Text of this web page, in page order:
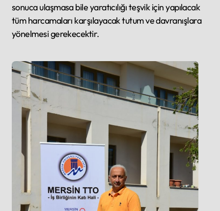
sonuca ulaşmasa bile yaratıcılığı teşvik için yapılacak
tüm harcamaları karşılayacak tutum ve davranışlara
yönelmesi gerekecektir.